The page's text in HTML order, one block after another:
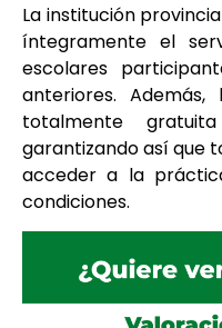
La institución
íntegramente el
escolares
anteriores.
totalmente
garantizando así que
acceder a la
condiciones.